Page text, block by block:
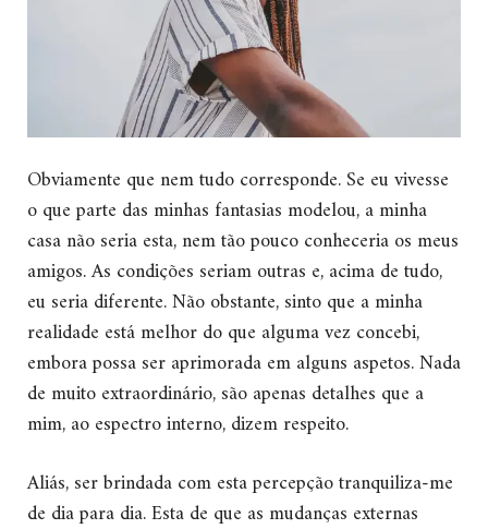
Obviamente que nem tudo corresponde. Se eu vivesse
o que parte das minhas fantasias modelou, a minha
casa não seria esta, nem tão pouco conheceria os meus
amigos. As condições seriam outras e, acima de tudo,
eu seria diferente. Não obstante, sinto que a minha
realidade está melhor do que alguma vez concebi,
embora possa ser aprimorada em alguns aspetos. Nada
de muito extraordinário, são apenas detalhes que a
mim, ao espectro interno, dizem respeito.
Aliás, ser brindada com esta percepção tranquiliza-me
de dia para dia. Esta de que as mudanças externas